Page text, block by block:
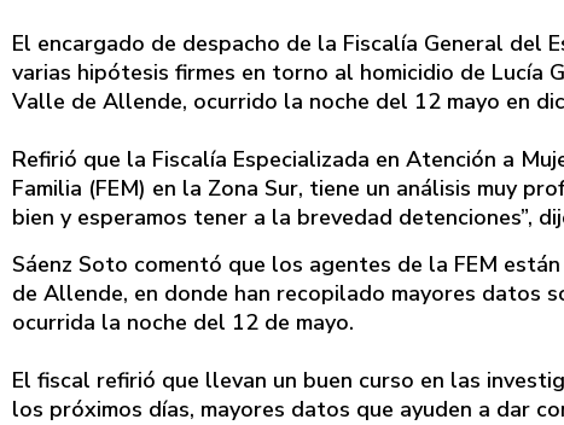
El encargado de despacho de la Fiscalía General del
varias hipótesis firmes en torno al homicidio de Lucía
Valle de Allende, ocurrido la noche del 12 mayo en
Refirió que la Fiscalía Especializada en Atención a
Familia (FEM) en la Zona Sur, tiene un análisis muy
bien y esperamos tener a la brevedad detenciones”,
Sáenz Soto comentó que los agentes de la FEM
de Allende, en donde han recopilado mayores datos
ocurrida la noche del 12 de mayo.
El fiscal refirió que llevan un buen curso en las
los próximos días, mayores datos que ayuden a dar